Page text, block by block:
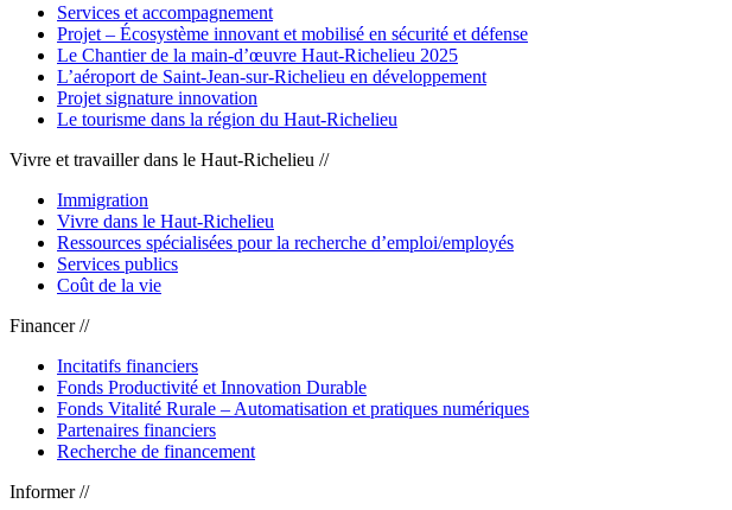
Services et accompagnement
Projet – Écosystème innovant et mobilisé en sécurité et défense
Le Chantier de la main-d’œuvre Haut-Richelieu 2025
L’aéroport de Saint-Jean-sur-Richelieu en développement
Projet signature innovation
Le tourisme dans la région du Haut-Richelieu
Vivre et travailler dans le Haut-Richelieu //
Immigration
Vivre dans le Haut-Richelieu
Ressources spécialisées pour la recherche d’emploi/employés
Services publics
Coût de la vie
Financer //
Incitatifs financiers
Fonds Productivité et Innovation Durable
Fonds Vitalité Rurale – Automatisation et pratiques numériques
Partenaires financiers
Recherche de financement
Informer //